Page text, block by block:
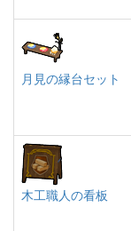
月見の縁台セット
木工職人の看板